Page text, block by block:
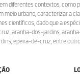
diferentes contextos, como
meio urbano, caracterizar a
científicos, dado que a
aranha-dos-jardins,
epeira-de-cruz, entre